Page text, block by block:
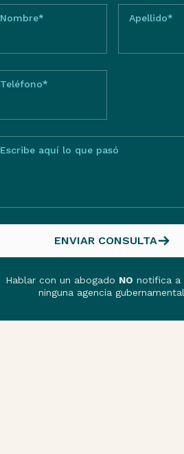
Nombre* Apellido*
Teléfono*
Escribe aquí lo que pasó
ENVIAR CONSULTA
Hablar con un abogado NO notifica a
ninguna agencia